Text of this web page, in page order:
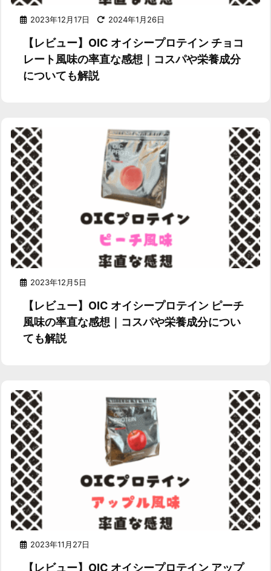
2023年12月17日 2024年1月26日
【レビュー】OIC オイシープロテイン チョコ
レート風味の率直な感想｜コスパや栄養成分
についても解説
2023年12月5日
【レビュー】OIC オイシープロテイン ピーチ
風味の率直な感想｜コスパや栄養成分につい
ても解説
2023年11月27日
【レビュー】OIC オイシープロテイン アップ